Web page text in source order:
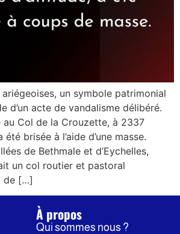
ariégeoises, un symbole patrimonial
d’un acte de vandalisme délibéré.
Col de la Crouzette, à 2337
été brisée à l’aide d’une masse.
de Bethmale et d’Eychelles,
un col routier et pastoral
de […]
À propos
Qui sommes nous ?